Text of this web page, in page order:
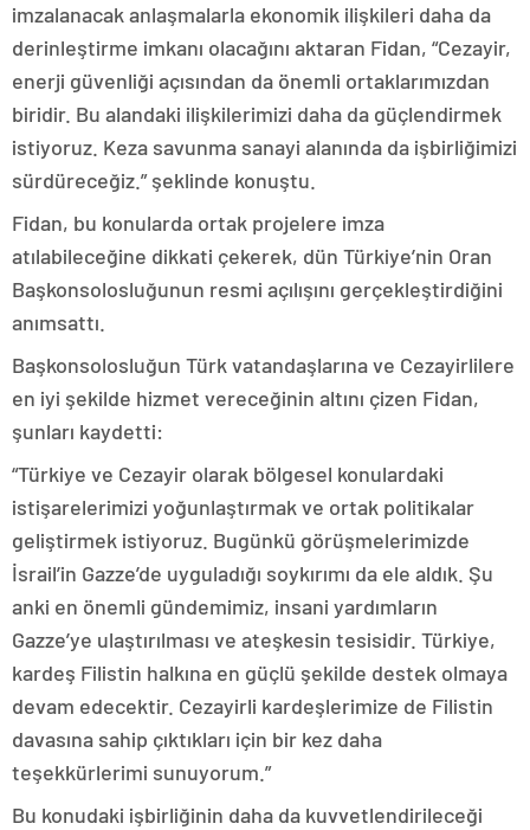
imzalanacak anlaşmalarla ekonomik ilişkileri daha da
derinleştirme imkanı olacağını aktaran Fidan, “Cezayir,
enerji güvenliği açısından da önemli ortaklarımızdan
biridir. Bu alandaki ilişkilerimizi daha da güçlendirmek
istiyoruz. Keza savunma sanayi alanında da işbirliğimizi
sürdüreceğiz.” şeklinde konuştu.
Fidan, bu konularda ortak projelere imza
atılabileceğine dikkati çekerek, dün Türkiye’nin Oran
Başkonsolosluğunun resmi açılışını gerçekleştirdiğini
anımsattı.
Başkonsolosluğun Türk vatandaşlarına ve Cezayirlilere
en iyi şekilde hizmet vereceğinin altını çizen Fidan,
şunları kaydetti:
“Türkiye ve Cezayir olarak bölgesel konulardaki
istişarelerimizi yoğunlaştırmak ve ortak politikalar
geliştirmek istiyoruz. Bugünkü görüşmelerimizde
İsrail’in Gazze’de uyguladığı soykırımı da ele aldık. Şu
anki en önemli gündemimiz, insani yardımların
Gazze’ye ulaştırılması ve ateşkesin tesisidir. Türkiye,
kardeş Filistin halkına en güçlü şekilde destek olmaya
devam edecektir. Cezayirli kardeşlerimize de Filistin
davasına sahip çıktıkları için bir kez daha
teşekkürlerimi sunuyorum.”
Bu konudaki işbirliğinin daha da kuvvetlendirileceği